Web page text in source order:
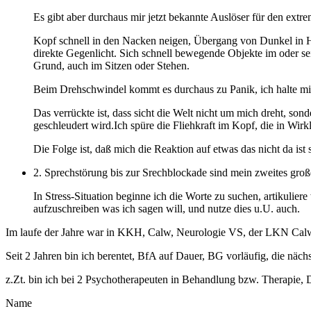
Es gibt aber durchaus mir jetzt bekannte Auslöser für den
Kopf schnell in den Nacken neigen, Übergang von Dunkel in
direkte Gegenlicht. Sich schnell bewegende Objekte im oder
Grund, auch im Sitzen oder Stehen.
Beim Drehschwindel kommt es durchaus zu Panik, ich halte
Das verrückte ist, dass sicht die Welt nicht um mich dreht,
geschleudert wird.Ich spüre die Fliehkraft im Kopf, die in
Die Folge ist, daß mich die Reaktion auf etwas das nicht da ist
2. Sprechstörung bis zur Srechblockade sind mein zweites
In Stress-Situation beginne ich die Worte zu suchen,
aufzuschreiben was ich sagen will, und nutze dies u.U. auch.
Im laufe der Jahre war in KKH, Calw, Neurologie VS, der LKN
Seit 2 Jahren bin ich berentet, BfA auf Dauer, BG vorläufig, die
z.Zt. bin ich bei 2 Psychotherapeuten in Behandlung bzw. Therapie,
Name